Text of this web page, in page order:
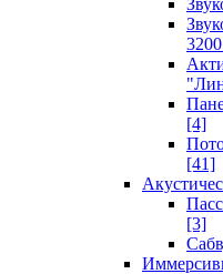
3200
[4]
[41]
[3]